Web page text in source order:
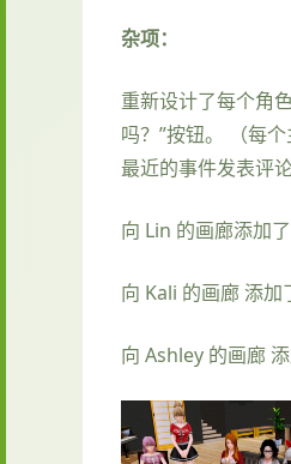
杂项：
重新设计了每个角
吗？”按钮。 （每
最近的事件发表评论
向 Lin 的画廊添加
向 Kali 的画廊 添加
向 Ashley 的画廊